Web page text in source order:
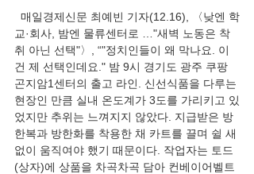
매일경제신문 최예빈 기자(12.16), 〈낮엔 학
교·회사, 밤엔 물류센터로 …"새벽 노동은 착
취 아닌 선택"〉, “"정치인들이 왜 막나요. 이
건 제 선택인데요." 밤 9시 경기도 광주 쿠팡
곤지암1센터의 출고 라인. 신선식품을 다루는
현장인 만큼 실내 온도계가 3도를 가리키고 있
었지만 추위는 느껴지지 않았다. 지급받은 방
한복과 방한화를 착용한 채 카트를 끌며 쉴 새
없이 움직여야 했기 때문이다. 작업자는 토드
(상자)에 상품을 차곡차곡 담아 컨베이어벨트